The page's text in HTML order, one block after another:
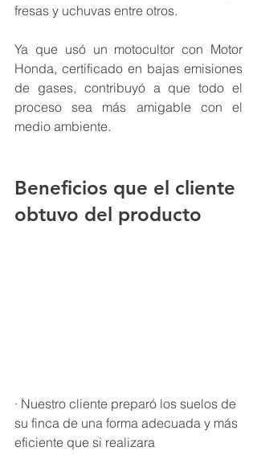
fresas y uchuvas entre otros.
Ya que usó un motocultor con Motor
Honda, certificado en bajas emisiones
de gases, contribuyó a que todo el
proceso sea más amigable con el
medio ambiente.
Beneficios que el cliente
obtuvo del producto
· Nuestro cliente preparó los suelos de
su finca de una forma adecuada y más
eficiente que si realizara